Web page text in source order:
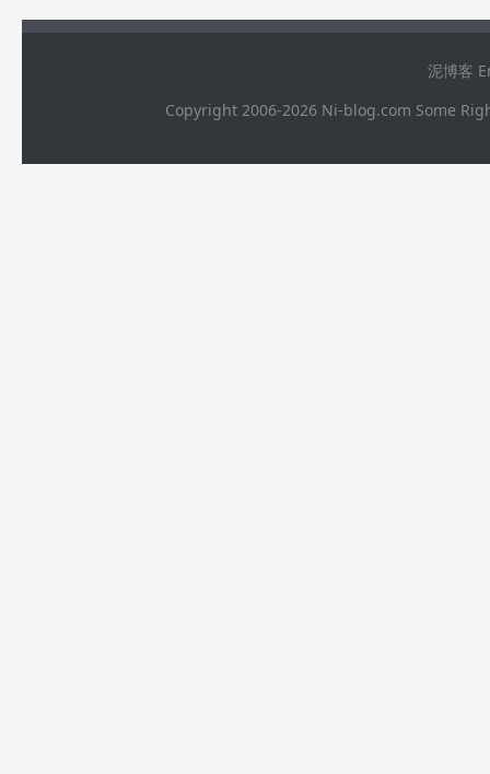
泥博客
Copyright 2006-2026 Ni-blog.com Some